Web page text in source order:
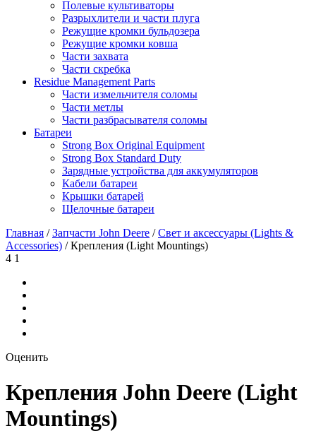
Полевые культиваторы
Разрыхлители и части плуга
Режущие кромки бульдозера
Режущие кромки ковша
Части захвата
Части скребка
Residue Management Parts
Части измельчителя соломы
Части метлы
Части разбрасывателя соломы
Батареи
Strong Box Original Equipment
Strong Box Standard Duty
Зарядные устройства для аккумуляторов
Кабели батареи
Крышки батарей
Щелочные батареи
Главная /Запчасти John Deere /Свет и аксессуары (Lights &
Accessories) /Крепления (Light Mountings)
4 1
Оценить
Крепления John Deere (Light
Mountings)